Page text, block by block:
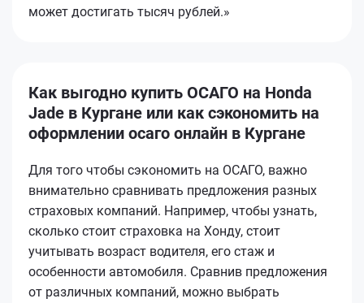
может достигать тысяч рублей.»
Как выгодно купить ОСАГО на Honda
Jade в Кургане или как сэкономить на
оформлении осаго онлайн в Кургане
Для того чтобы сэкономить на ОСАГО, важно
внимательно сравнивать предложения разных
страховых компаний. Например, чтобы узнать,
сколько стоит страховка на Хонду, стоит
учитывать возраст водителя, его стаж и
особенности автомобиля. Сравнив предложения
от различных компаний, можно выбрать